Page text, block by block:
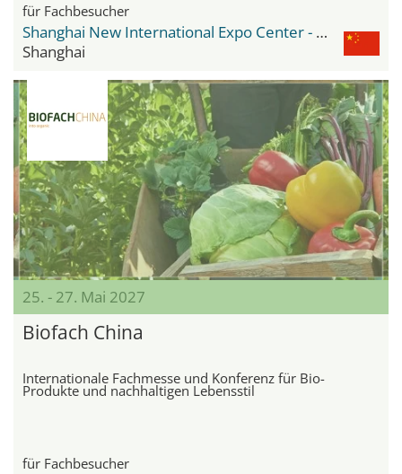
für Fachbesucher
Shanghai New International Expo Center - SNIEC
Shanghai
25. - 27. Mai 2027
Biofach China
Internationale Fachmesse und Konferenz für Bio-
Produkte und nachhaltigen Lebensstil
für Fachbesucher